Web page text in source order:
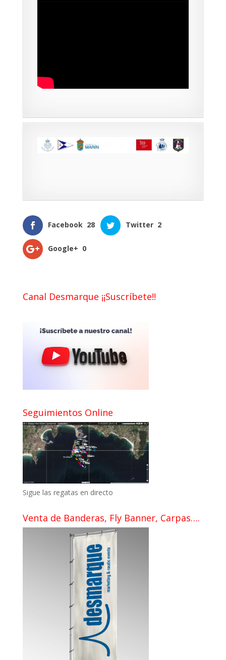
Facebook 28 Twitter 2
Google+ 0
Canal Desmarque ¡¡Suscríbete!!
Seguimientos Online
Sigue las regatas en directo
Venta de Banderas, Fly Banner, Carpas….